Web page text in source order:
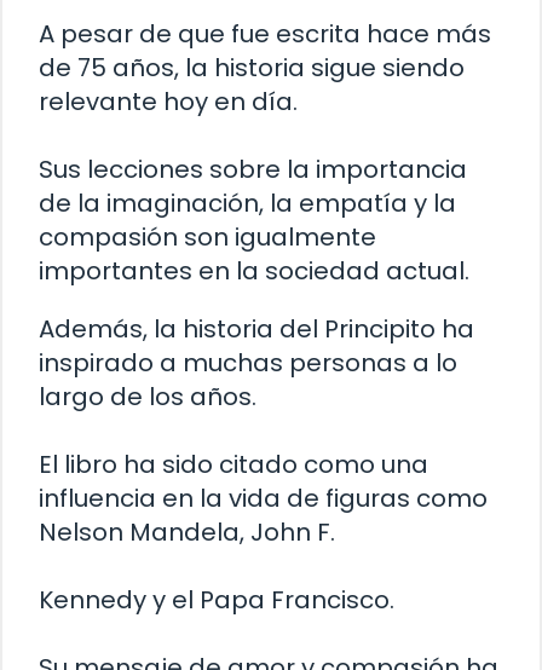
A pesar de que fue escrita hace más
de 75 años, la historia sigue siendo
relevante hoy en día.
Sus lecciones sobre la importancia
de la imaginación, la empatía y la
compasión son igualmente
importantes en la sociedad actual.
Además, la historia del Principito ha
inspirado a muchas personas a lo
largo de los años.
El libro ha sido citado como una
influencia en la vida de figuras como
Nelson Mandela, John F.
Kennedy y el Papa Francisco.